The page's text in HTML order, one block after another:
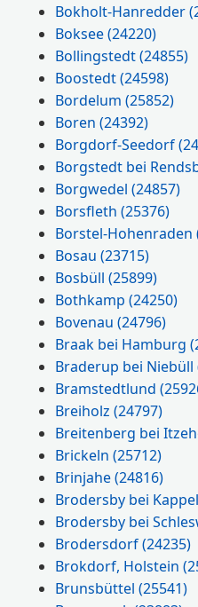
Bokholt-Hanredder
Boksee(24220)
Bollingstedt(24855)
Boostedt(24598)
Bordelum(25852)
Boren(24392)
Borgdorf-Seedorf
Borgstedt bei
Borgwedel(24857)
Borsfleth(25376)
Borstel-Hohenraden
Bosau(23715)
Bosbüll(25899)
Bothkamp(24250)
Bovenau(24796)
Braak bei Hamburg
Braderup bei Niebüll
Bramstedtlund
Breiholz(24797)
Breitenberg bei
Brickeln(25712)
Brinjahe(24816)
Brodersby bei
Brodersby bei
Brodersdorf(24235)
Brokdorf, Holstein
Brunsbüttel(25541)